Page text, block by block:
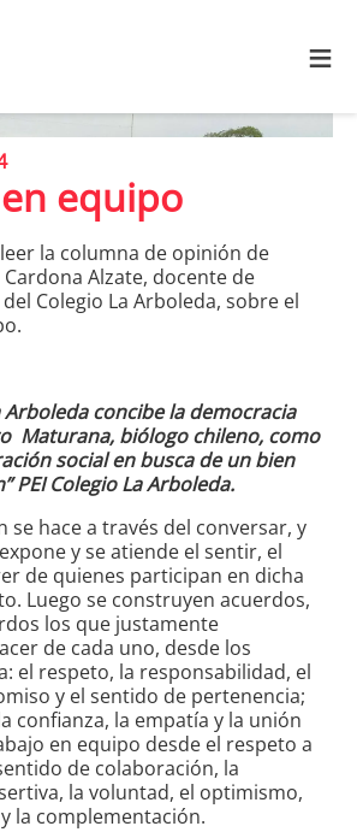
≡
equipo
la columna de opinión de
Alzate, docente de
Colegio La Arboleda, sobre el
Arboleda concibe la democracia
Maturana, biólogo chileno, como
social en busca de un bien
PEI Colegio La Arboleda.
se hace a través del conversar, y
y se atiende el sentir, el
de quienes participan en dicha
Luego se construyen acuerdos,
los que justamente
de cada uno, desde los
el respeto, la responsabilidad, el
y el sentido de pertenencia;
confianza, la empatía y la unión
en equipo desde el respeto a
de colaboración, la
la voluntad, el optimismo,
la complementación.